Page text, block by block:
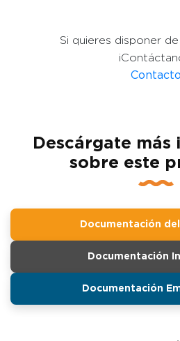
Si quieres disponer
Contacto
Descárgate
sobre este
Documentación
Documentación
Documentación